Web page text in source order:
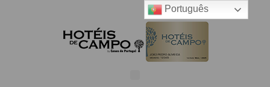
Português